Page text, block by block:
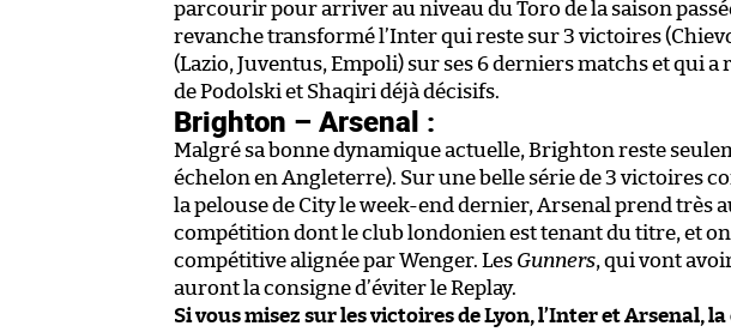
parcourir pour arriver au niveau du Toro de la saison
revanche transformé l’Inter qui reste sur 3 victoires
(Lazio, Juventus, Empoli) sur ses 6 derniers matchs et qui
de Podolski et Shaqiri déjà décisifs.
Brighton – Arsenal :
Malgré sa bonne dynamique actuelle, Brighton reste
échelon en Angleterre). Sur une belle série de 3 victoires
la pelouse de City le week-end dernier, Arsenal prend très
compétition dont le club londonien est tenant du titre, et
compétitive alignée par Wenger. Les Gunners, qui vont
auront la consigne d’éviter le Replay.
Si vous misez sur les victoires de Lyon, l’Inter et Arsenal,